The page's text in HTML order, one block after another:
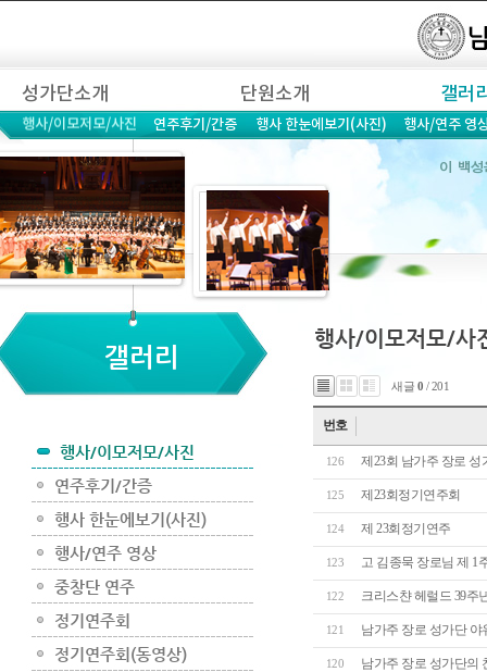
새글 0 / 201
번호
126 제23회 남가주 장로
125 제23회정기연주회
124 제 23회정기연주
123 고 김종묵 장로님 제 1
122 크리스챤 헤럴드 39주
121 남가주 장로 성가단 야
120 남가주 장로 성가단의